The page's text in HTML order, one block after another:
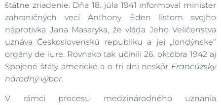
štátne zriadenie. Dňa 18. júla 1941 informoval minister
zahraničných vecí Anthony Eden listom svojho
náprotivka Jana Masaryka, že vláda Jeho Veličenstva
uznáva Československú republiku a jej „londýnske“
orgány de iure. Rovnako tak učinili 26. októbra 1942 aj
Spojené štáty americké a o tri dni neskôr Francúzsky
národný výbor.
V rámci procesu medzinárodného uznania